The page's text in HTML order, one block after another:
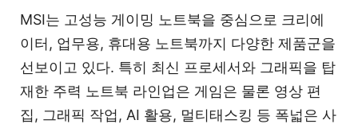
MSI는 고성능 게이밍 노트북을 중심으로 크리에
이터, 업무용, 휴대용 노트북까지 다양한 제품군을
선보이고 있다. 특히 최신 프로세서와 그래픽을 탑
재한 주력 노트북 라인업은 게임은 물론 영상 편
집, 그래픽 작업, AI 활용, 멀티태스킹 등 폭넓은 사